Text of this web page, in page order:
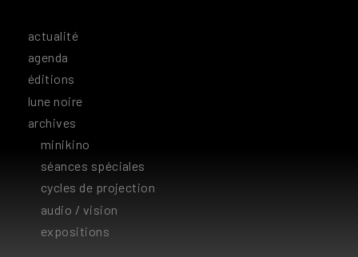
actualité
agenda
éditions
lune noire
archives
minikino
séances spéciales
cycles de projection
audio / vision
expositions